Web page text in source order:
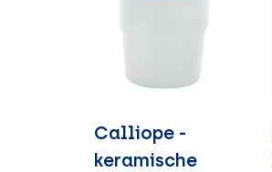
Calliope -
keramische